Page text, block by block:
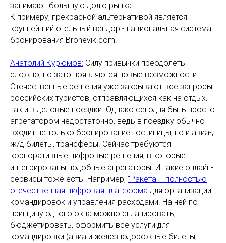
занимают большую долю рынка.
К примеру, прекрасной альтернативой является
крупнейший отельный вендор - национальная система
бронирования Bronevik.com.
Анатолий Курюмов: Силу привычки преодолеть
сложно, но зато появляются новые возможности.
Отечественные решения уже закрывают все запросы
российских туристов, отправляющихся как на отдых,
так и в деловые поездки. Однако сегодня быть просто
агрегатором недостаточно, ведь в поездку обычно
входит не только бронирование гостиницы, но и авиа-,
ж/д билеты, трансферы. Сейчас требуются
корпоративные цифровые решения, в которые
интегрированы подобные агрегаторы. И такие онлайн-
сервисы тоже есть. Например, "Ракета" - полностью
отечественная цифровая платформа для организации
командировок и управления расходами. На ней по
принципу одного окна можно спланировать,
бюджетировать, оформить все услуги для
командировки (авиа и железнодорожные билеты,